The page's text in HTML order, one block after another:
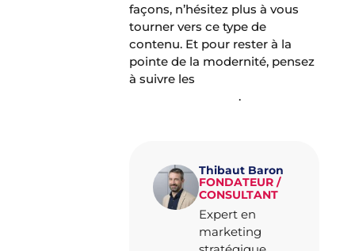
façons, n’hésitez plus à vous
tourner vers ce type de
contenu. Et pour rester à la
pointe de la modernité, pensez
à suivre les
vidéo B2B en 2018.
Thibaut Baron
FONDATEUR /
CONSULTANT
Expert en
marketing